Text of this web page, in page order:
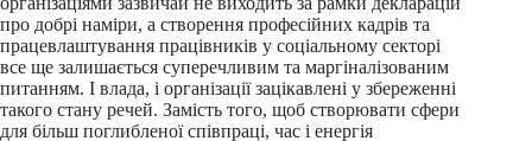
про добрі наміри, а створення професійних кадрів та
працевлаштування працівників у соціальному секторі
все ще залишається суперечливим та маргіналізованим
питанням. І влада, і організації зацікавлені у збереженні
такого стану речей. Замість того, щоб створювати сфери
для більш поглибленої співпраці, час і енергія